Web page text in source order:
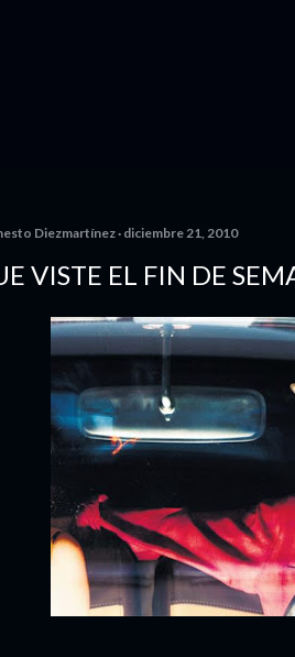
Diezmartínez diciembre 21, 2010
VISTE EL FIN DE